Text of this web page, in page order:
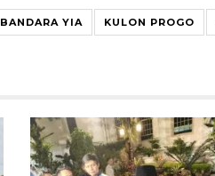
BANDARA YIA KULON PROGO